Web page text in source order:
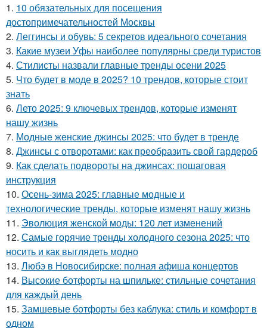
1. 10 обязательных для посещения
достопримечательностей Москвы
2. Леггинсы и обувь: 5 секретов идеального сочетания
3. Какие музеи Уфы наиболее популярны среди туристов
4. Стилисты назвали главные тренды осени 2025
5. Что будет в моде в 2025? 10 трендов, которые стоит
знать
6. Лето 2025: 9 ключевых трендов, которые изменят
нашу жизнь
7. Модные женские джинсы 2025: что будет в тренде
8. Джинсы с отворотами: как преобразить свой гардероб
9. Как сделать подвороты на джинсах: пошаговая
инструкция
10. Осень-зима 2025: главные модные и
технологические тренды, которые изменят нашу жизнь
11. Эволюция женской моды: 120 лет изменений
12. Самые горячие тренды холодного сезона 2025: что
носить и как выглядеть модно
13. Любэ в Новосибирске: полная афиша концертов
14. Высокие ботфорты на шпильке: стильные сочетания
для каждый день
15. Замшевые ботфорты без каблука: стиль и комфорт в
одном